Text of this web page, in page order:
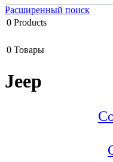
Расширенный поиск
0 Products
0 Товары
Jeep